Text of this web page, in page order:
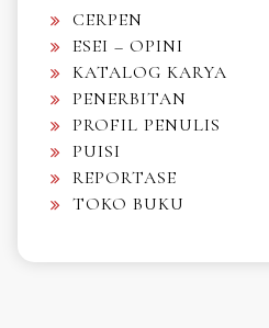
CERPEN
ESEI – OPINI
KATALOG KARYA
PENERBITAN
PROFIL PENULIS
PUISI
REPORTASE
TOKO BUKU